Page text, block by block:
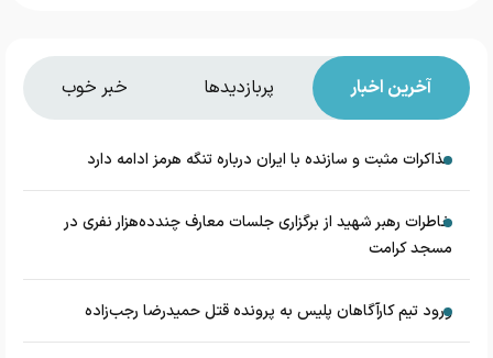
آخرین اخبار پربازدیدها خبر خوب
مذاکرات مثبت و سازنده با ایران درباره تنگه هرمز ادامه دارد
خاطرات رهبر شهید از برگزاری جلسات معارف چندده‌هزار نفری در
مسجد کرامت
ورود تیم کارآگاهان پلیس به پرونده قتل حمیدرضا رجب‌زاده